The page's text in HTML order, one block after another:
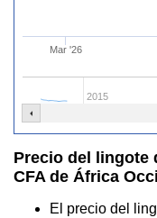
Mar '26
2015
Precio del lingote
CFA de África
El precio del